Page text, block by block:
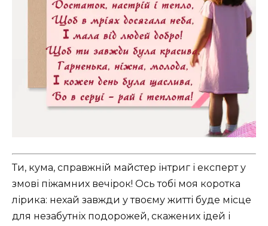
Ти, кума, справжній майстер інтриг і експерт у
змові піжамних вечірок! Ось тобі моя коротка
лірика: нехай завжди у твоєму житті буде місце
для незабутніх подорожей, скажених ідей і